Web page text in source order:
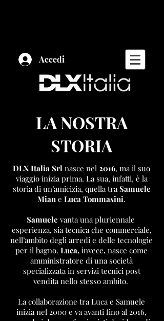
Accedi
LA NOSTRA
STORIA
DLX Italia Srl nasce nel 2016, ma il suo
viaggio inizia prima. La sua, infatti, è la
storia di un’amicizia, quella traSamuele
Mian e Luca Tommasini.
Samuele vanta una pluriennale
esperienza, sia tecnica che commerciale,
nell’ambito degli arredi e delle tecnologie
per il bagno. Luca, invece, nasce come
amministratore di una società
specializzata in servizi tecnici post
vendita nello stesso ambito.
La collaborazione tra Luca e Samuele
inizia nel 2000 e va avanti fino al 2016,